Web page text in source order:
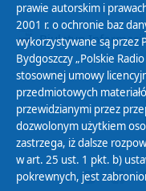
Biuletyn
prawie autorskim i
2001 r. o ochronie baz
wykorzystywane są przez
Bydgoszczy „Polskie
stosownej umowy
przedmiotowych
przewidzianymi przez
dozwolonym użytkiem
zastrzega, iż dalsze
w art. 25 ust. 1 pkt. b)
pokrewnych, jest